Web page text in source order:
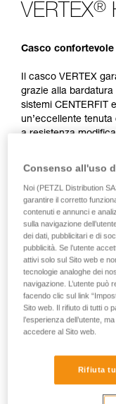
VERTEX®
Casco
Il casco VERTEX
grazie alla
sistemi CENTERFIT
un’eccellente
a resistenza
protezioni
completamente
aggiuntive dei
dotata di un guscio
fosforescenti e
lavoratore, di giorno
VERTEX
Consenso all'uso
Noi (PETZL Distribution
garantire il corretto
contenuti e annunci e
sulla navigazione
dei dati, pubblicitari e di
pubblicità. Se l’utente
attivi solo sul Sito web e
tecnologie analoghe dei
navigazione. L’utente può
facendo clic sul link
Sito web. Il rifiuto di tutti o
l’esperienza dell’utente,
accedere al Sito web.
Rifiuta